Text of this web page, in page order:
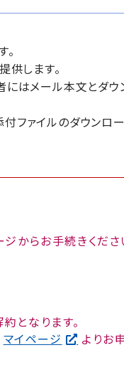
します。
にはメール本文とダウ
ファイルのダウンロ
からお手続きくださ
となります。
マイページ
よりお